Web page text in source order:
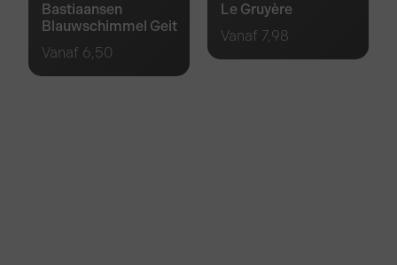
Bastiaansen
Blauwschimmel Geit
Vanaf 6,50
Le Gruyère
Vanaf 7,98